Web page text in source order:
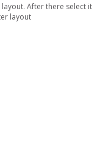
After there select it
layout